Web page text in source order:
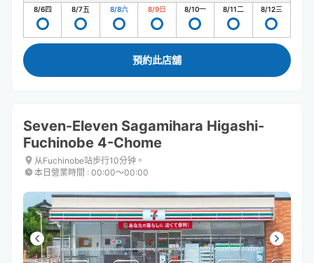
8/6四 8/7五 8/8六 8/9日 8/10一 8/11二 8/12三
預約此店舖
Seven-Eleven Sagamihara Higashi-
Fuchinobe 4-Chome
从Fuchinobe站步行10分钟。
本日營業時間 : 00:00〜00:00